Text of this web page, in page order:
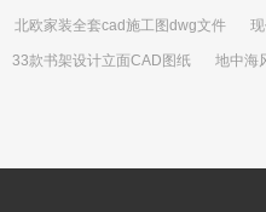
北欧家装全套cad施工图dwg文件
33款书架设计立面CAD图纸 地中海